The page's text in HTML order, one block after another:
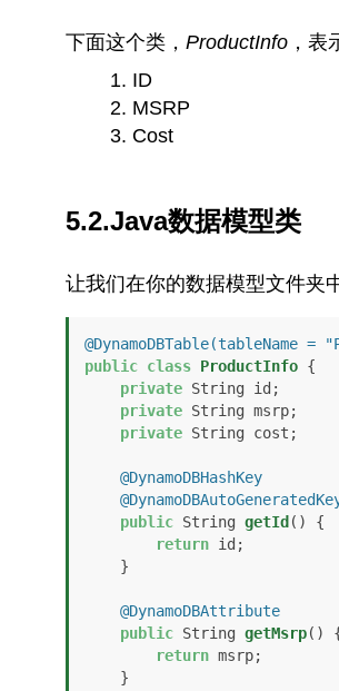
下面这个类， ProductInfo，表
ID
MSRP
Cost
5.2.Java数据模型类
让我们在你的数据模型文件夹
@DynamoDBTable(tableName
public class ProductInfo {
private String id;
private String msrp;
private String cost;
@DynamoDBHashKey
public String getId ()
{
return id;
@DynamoDBAttribute
public String getMsrp()
return msrp;